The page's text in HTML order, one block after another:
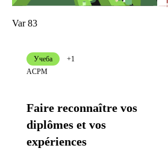
Var 83
Faire reconnaître vos
diplômes et vos
expériences
Учеба
+1
ACPM